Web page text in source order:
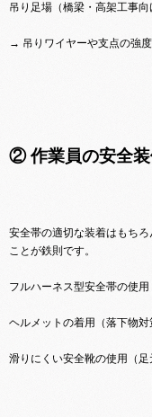
吊り足場（橋梁・高架工事向
→ 吊りワイヤーや支点の強
② 作業員の安全
安全帯の適切な装着はもち
ことが鉄則です。
フルハーネス型安全帯の使用
ヘルメットの着用（落下物対
滑りにくい安全靴の使用（足